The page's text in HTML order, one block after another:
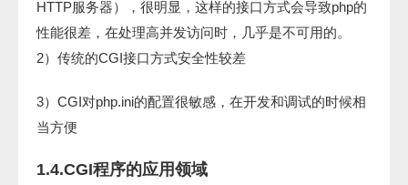
HTTP服务器），很明显，这样的接口方式会导致php的
性能很差，在处理高并发访问时，几乎是不可用的。
2）传统的CGI接口方式安全性较差
3）CGI对php.ini的配置很敏感，在开发和调试的时候相
当方便
1.4.CGI程序的应用领域